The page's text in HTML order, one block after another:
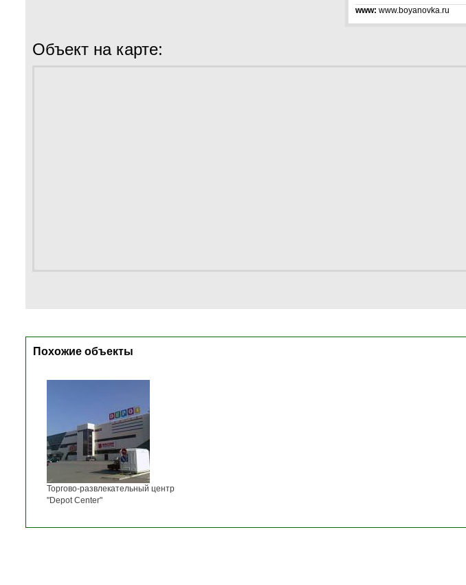
www: www.boyanovka.ru
Объект на карте:
Похожие объекты
Торгово-развлекательный центр
"Depot Center"